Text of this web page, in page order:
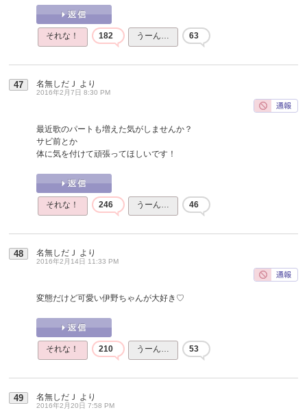
それな！ 182 うーん… 63
47 名無しだＪ より
2016年2月7日 8:30 PM
最近歌のパートも増えた気がしませんか？
サビ前とか
体に気を付けて頑張ってほしいです！
それな！ 246 うーん… 46
48 名無しだＪ より
2016年2月14日 11:33 PM
変態だけど可愛い伊野ちゃんが大好き♡
それな！ 210 うーん… 53
49 名無しだＪ より
2016年2月20日 7:58 PM